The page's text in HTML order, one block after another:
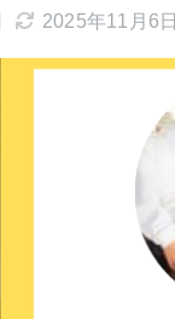
2025年11月6日